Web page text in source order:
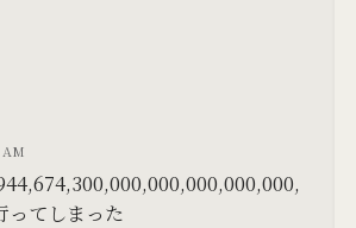
AM
ってしまった